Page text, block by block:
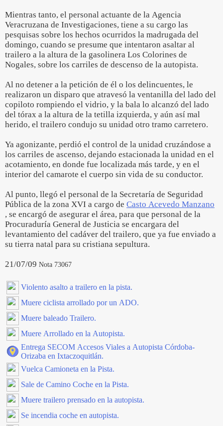
Mientras tanto, el personal actuante de la Agencia
Veracruzana de Investigaciones, tiene a su cargo las
pesquisas sobre los hechos ocurridos la madrugada del
domingo, cuando se presume que intentaron asaltar al
trailero a la altura de la gasolinera Los Colorines de
Nogales, sobre los carriles de descenso de la autopista.
Al no detener a la petición de él o los delincuentes, le
realizaron un disparo que atravesó la ventanilla del lado del
copiloto rompiendo el vidrio, y la bala lo alcanzó del lado
del tórax a la altura de la tetilla izquierda, y aún así mal
herido, el trailero condujo su unidad otro tramo carretero.
Ya agonizante, perdió el control de la unidad cruzándose a
los carriles de ascenso, dejando estacionada la unidad en el
acotamiento, en donde fue localizada más tarde, y en el
interior del camarote el cuerpo sin vida de su conductor.
Al punto, llegó el personal de la Secretaría de Seguridad
Pública de la zona XVI a cargo de Casto Acevedo Manzano
, se encargó de asegurar el área, para que personal de la
Procuraduría General de Justicia se encargara del
levantamiento del cadáver del trailero, que ya fue enviado a
su tierra natal para su cristiana sepultura.
21/07/09 Nota 73067
Violento asalto a trailero en la pista.
Muere ciclista arrollado por un ADO.
Muere baleado Trailero.
Muere Arrollado en la Autopista.
Entrega SECOM Accesos Viales a Autopista Córdoba-
Orizaba en Ixtaczoquitlán.
Vuelca Camioneta en la Pista.
Sale de Camino Coche en la Pista.
Muere trailero prensado en la autopista.
Se incendia coche en autopista.